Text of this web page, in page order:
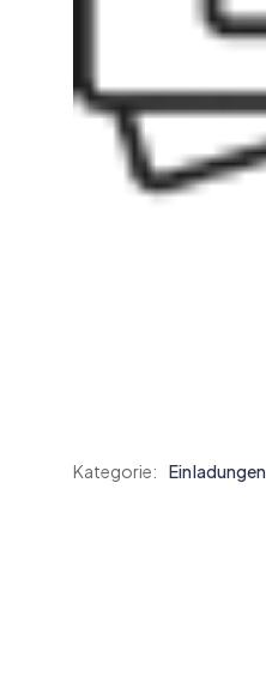
Kategorie: Einladungen